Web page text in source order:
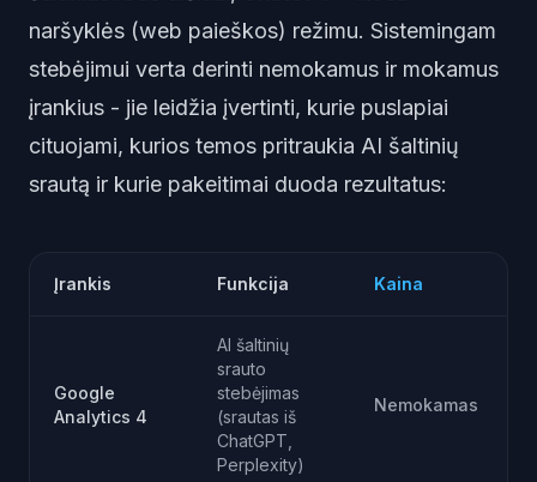
naršyklės (web paieškos) režimu. Sistemingam
stebėjimui verta derinti nemokamus ir mokamus
įrankius - jie leidžia įvertinti, kurie puslapiai
cituojami, kurios temos pritraukia AI šaltinių
srautą ir kurie pakeitimai duoda rezultatus:
Įrankis Funkcija Kaina
Google
Analytics 4
AI šaltinių
srauto
stebėjimas
(srautas iš
ChatGPT,
Perplexity)
Nemokamas